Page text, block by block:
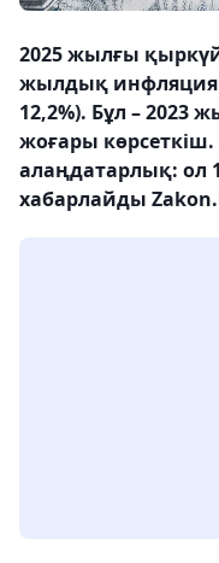
2025 жылғы
жылдық инфляция
12,2%). Бұл – 2023
жоғары көрсеткіш.
алаңдатарлық: ол
хабарлайды